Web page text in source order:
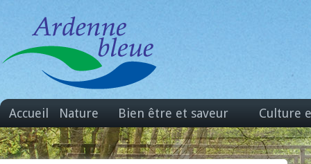
Accueil Nature Bien être et saveur Culture